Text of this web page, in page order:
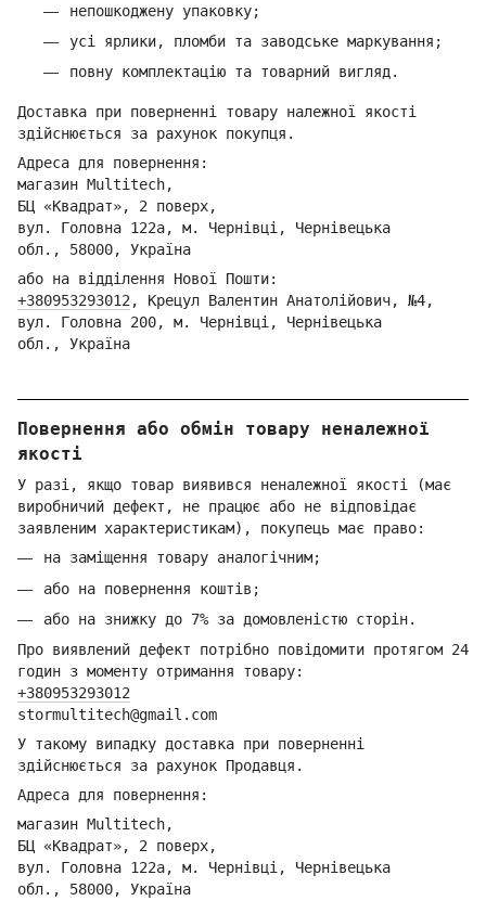
непошкоджену упаковку;
усі ярлики, пломби та заводське маркування;
повну комплектацію та товарний вигляд.
Доставка при поверненні товару належної якості
здійснюється за рахунок покупця.
Адреса для повернення:
магазин Multitech,
БЦ «Квадрат», 2 поверх,
вул. Головна 122а, м. Чернівці, Чернівецька
обл., 58000, Україна
або на відділення Нової Пошти:
+380953293012 , Крецул Валентин Анатолійович, №4,
вул. Головна 200, м. Чернівці, Чернівецька
обл., Україна
Повернення або обмін товару неналежної
якості
У разі, якщо товар виявився неналежної якості (має
виробничий дефект, не працює або не відповідає
заявленим характеристикам), покупець має право:
на заміщення товару аналогічним;
або на повернення коштів;
або на знижку до 7% за домовленістю сторін.
Про виявлений дефект потрібно повідомити протягом 24
годин з моменту отримання товару:
+380953293012
stormultitech@gmail.com
У такому випадку доставка при поверненні
здійснюється за рахунок Продавця.
Адреса для повернення:
магазин Multitech,
БЦ «Квадрат», 2 поверх,
вул. Головна 122а, м. Чернівці, Чернівецька
обл., 58000, Україна